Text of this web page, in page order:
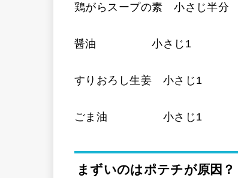
鶏がらスープの素 小さじ半分
醤油 小さじ1
すりおろし生姜 小さじ1
ごま油 小さじ1
まずいのはポテチが原因？